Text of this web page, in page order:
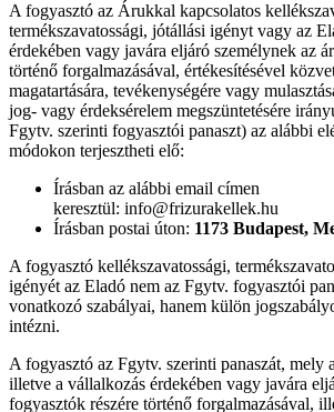
A fogyasztó az Árukkal kapcsolatos
termékszavatossági, jótállási igényt vagy az
érdekében vagy javára eljáró személynek az
történő forgalmazásával, értékesítésével
magatartására, tevékenységére vagy
jog- vagy érdeksérelem megszüntetésére
Fgytv. szerinti fogyasztói panaszt) az alábbi
módokon terjesztheti elő:
Írásban az alábbi email címen
keresztül: info@frizurakellek.hu
Írásban postai úton: 1173 Budapest,
A fogyasztó kellékszavatossági,
igényét az Eladó nem az Fgytv. fogyasztói
vonatkozó szabályai, hanem külön
intézni.
A fogyasztó az Fgytv. szerinti panaszát, mely
illetve a vállalkozás érdekében vagy javára
fogyasztók részére történő forgalmazásával,